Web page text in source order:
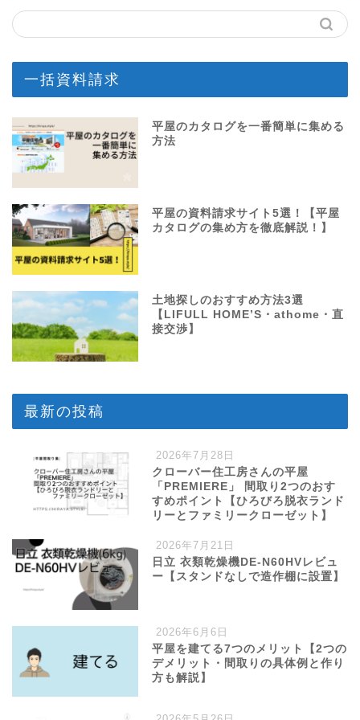
一括資料請求
平屋のカタログを一番簡単に集める
方法
平屋の資料請求サイト5選！【平屋
カタログの集め方を徹底解説！】
土地探しのおすすめ方法3選
【LIFULL HOME’S・athome・直
接交渉】
最新の投稿
2026年7月28日
クローバー住工房さんの平屋
「PREMIERE」 間取り2つのおす
すめポイント【ひろびろ脱衣ランド
リーとファミリークローゼット】
2026年7月21日
日立 衣類乾燥機DE-N60HVレビュ
ー【スタンドなしで造作棚に設置】
2026年6月6日
平屋を建てる7つのメリット【2つの
デメリット・間取りの具体例と作り
方も解説】